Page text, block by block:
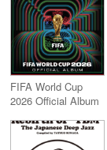
FIFA World Cup
2026 Official Album